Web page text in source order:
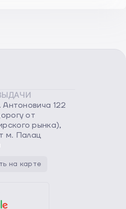
Антоновича 122
от
рынка),
м. Палац
на карте